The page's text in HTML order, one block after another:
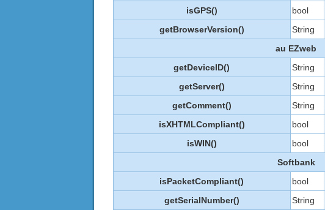
isGPS()
bool
getBrowserVersion()
String
au EZweb
getDeviceID()
String
getServer()
String
getComment()
String
isXHTMLCompliant()
bool
isWIN()
bool
Softbank
isPacketCompliant()
bool
getSerialNumber()
String